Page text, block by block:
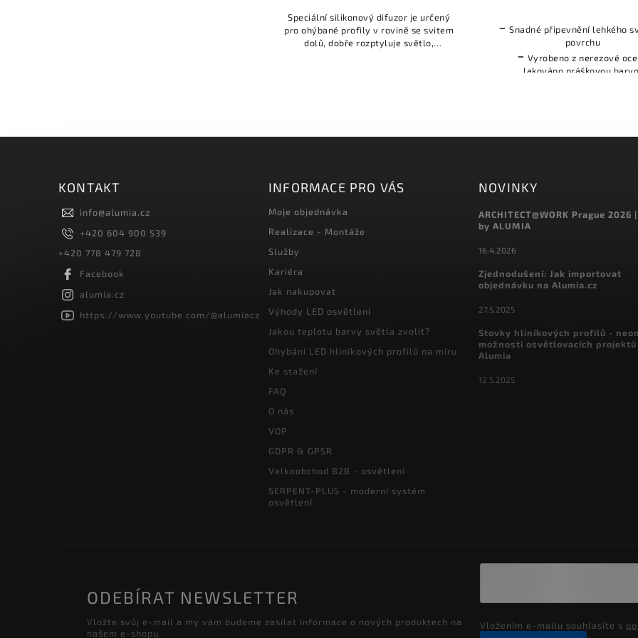
Speciální silikonový difuzor je určený
pro ohýbané profily v rovině se svitem
dolů, dobře rozptyluje světlo,
- Snadné připevnění lehkého
povrchu
- Vyrobeno z nerezové
lakováno práškovou
KONTAKT
info@alumia.cz
+420 604 900 539
+420 778 479 728
Facebook
alumia.cz
https://www.youtube.com/@alumiacz
INFORMACE PRO VÁS
Moje objednávka
Realizace - Montáže
Služby
Kariéra
Jak nakupovat
Výhody LED osvětlení
Jakou teplotu barvy světla zvolit?
Ohybání LED hliníkových profilů na míru
Ke stažení
FAQ
O nás
VOP
GDPR & GPSR
Velkoobchod B2B - osvětlení
SERPENT-PLUS - moderní systém
osvětlení
NOVINKY
ARCHITECT@WORK Prague 2026
by ALUMIA
16.4.2026
Zjednodušení: Jak importovat
objednávku na Alumia.cz
27.5.2025
Stovky hliníkových profilů -
možnosti osvětlovacích projektů
Alumia
12.5.2025
ODEBÍRAT NEWSLETTER
Vložte svůj e-mail a my vám budeme zasílat informace o nových produktech na
našem e-shopu.
Vložením e-mailu souhlasíte s